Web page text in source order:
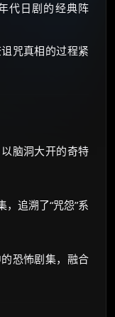
代日剧的经典阵
咒真相的过程紧
脑洞大开的奇特
追溯了“咒怨”系
恐怖剧集，融合